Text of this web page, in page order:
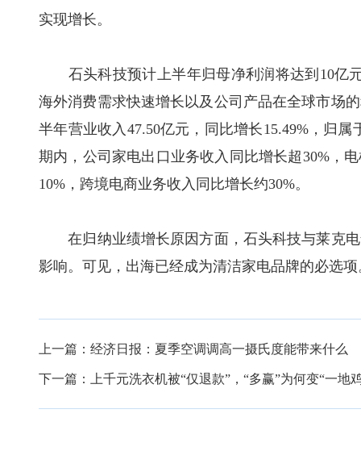
实现增长。
石头科技预计上半年归母净利润将达到10亿元
海外消费需求快速增长以及公司产品在全球市场
半年营业收入47.50亿元，同比增长15.49%，归
期内，公司家电出口业务收入同比增长超30%，
10%，跨境电商业务收入同比增长约30%。
在归纳业绩增长原因方面，石头科技与莱克电
影响。可见，出海已经成为清洁家电品牌的必选项
上一篇： 经济日报：夏季空调调高一摄氏度能带来什么
下一篇： 上千元洗衣机被“仅退款”，“多赢”为何变“一地